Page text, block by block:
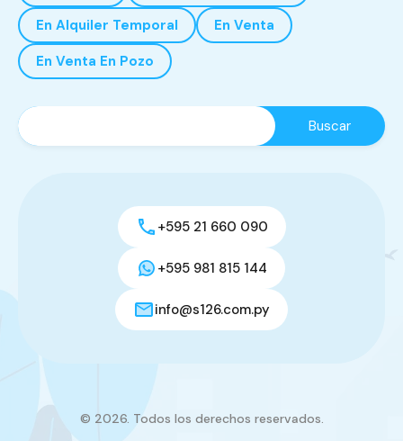
En Alquiler Temporal
En Venta
En Venta En Pozo
+595 21 660 090
+595 981 815 144
info@s126.com.py
© 2026. Todos los derechos reservados.